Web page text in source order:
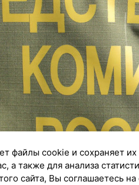
файлы cookie и сохраняет
а также для анализа
сайта, Вы соглашаетесь